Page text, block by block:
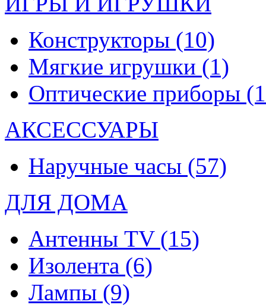
Конструкторы (10)
Мягкие игрушки (1)
Оптические приборы
АКСЕССУАРЫ
Наручные часы (57)
ДЛЯ ДОМА
Антенны TV (15)
Изолента (6)
Лампы (9)